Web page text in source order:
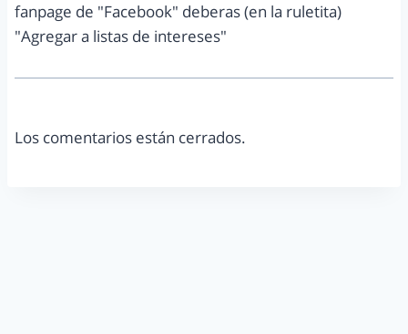
fanpage de "Facebook" deberas (en la ruletita)
"Agregar a listas de intereses"
Los comentarios están cerrados.